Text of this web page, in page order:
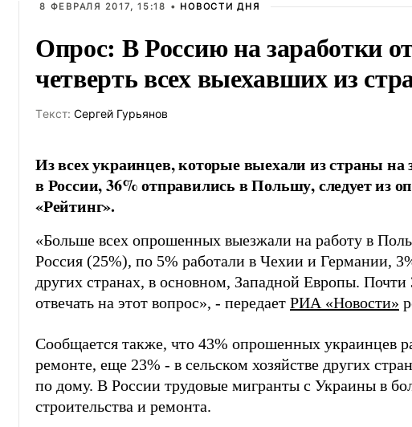
8 ФЕВРАЛЯ 2017, 15:18 • НОВОСТИ ДНЯ
Опрос: В Россию на заработки
четверть всех выехавших из
Tекст: Сергей Гурьянов
Из всех украинцев, которые выехали из страны на
в России, 36% отправились в Польшу, следует из
«Рейтинг».
«Больше всех опрошенных выезжали на работу в
Россия (25%), по 5% работали в Чехии и Германии,
других странах, в основном, Западной Европы. Почти
отвечать на этот вопрос», - передает РИА «Новости»
Сообщается также, что 43% опрошенных украинцев
ремонте, еще 23% - в сельском хозяйстве других
по дому. В России трудовые мигранты с Украины в
строительства и ремонта.